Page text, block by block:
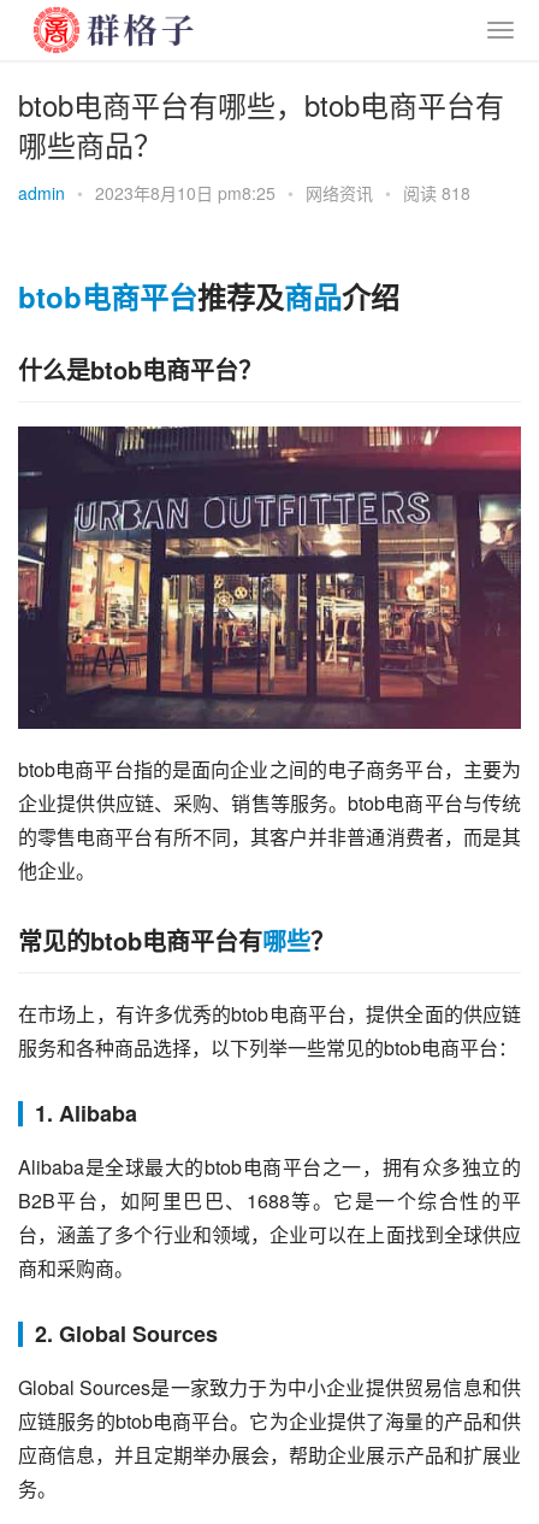
btob电商平台有哪些，btob电商平台有
哪些商品？
admin • 2023年8月10日 pm8:25 • 网络资讯 • 阅读 818
btob电商平台推荐及商品介绍
什么是btob电商平台？
btob电商平台指的是面向企业之间的电子商务平台，主要为
企业提供供应链、采购、销售等服务。btob电商平台与传统
的零售电商平台有所不同，其客户并非普通消费者，而是其
他企业。
常见的btob电商平台有哪些？
在市场上，有许多优秀的btob电商平台，提供全面的供应链
服务和各种商品选择，以下列举一些常见的btob电商平台：
1. Alibaba
Alibaba是全球最大的btob电商平台之一，拥有众多独立的
B2B平台，如阿里巴巴、1688等。它是一个综合性的平
台，涵盖了多个行业和领域，企业可以在上面找到全球供应
商和采购商。
2. Global Sources
Global Sources是一家致力于为中小企业提供贸易信息和供
应链服务的btob电商平台。它为企业提供了海量的产品和供
应商信息，并且定期举办展会，帮助企业展示产品和扩展业
务。